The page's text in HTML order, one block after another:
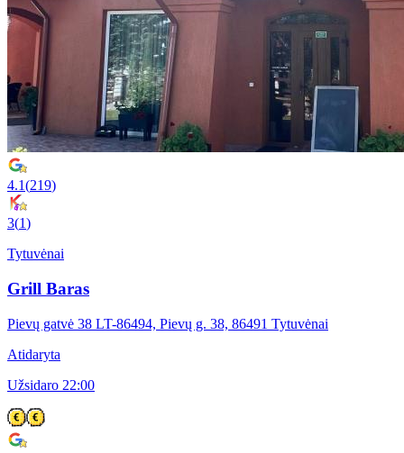
4.1(219)
3(1)
Tytuvėnai
Grill Baras
Pievų gatvė 38 LT-86494, Pievų g. 38, 86491 Tytuvėnai
Atidaryta
Užsidaro 22:00